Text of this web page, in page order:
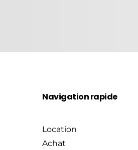
Navigation rapide
Location
Achat